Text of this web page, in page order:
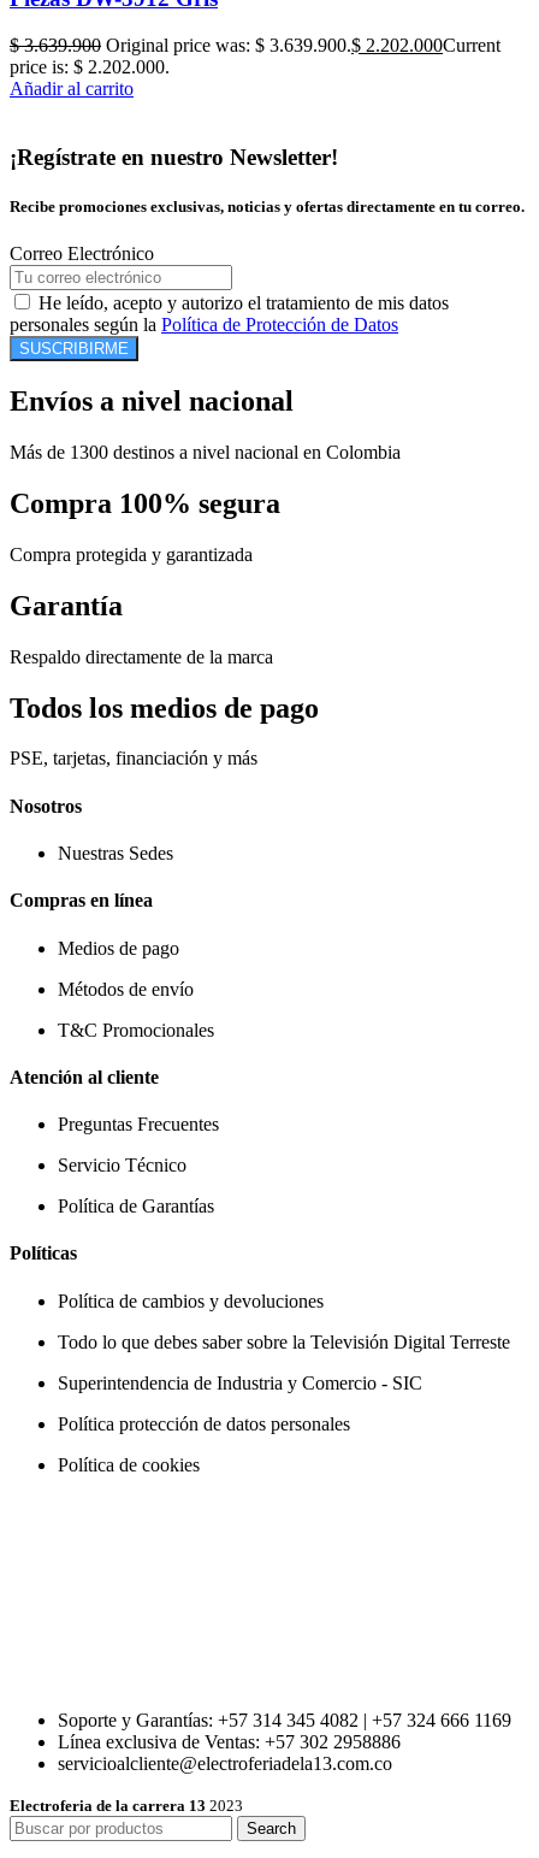
$3.639.900 Original price was: $ 3.639.900.$ 2.202.000Current
price is: $ 2.202.000.
Añadir al carrito
¡Regístrate en nuestro Newsletter!
Recibe promociones exclusivas, noticias y ofertas directamente en tu correo.
Correo Electrónico
He leído, acepto y autorizo el tratamiento de mis datos
personales según la Política de Protección de Datos
SUSCRIBIRME
Envíos a nivel nacional
Más de 1300 destinos a nivel nacional en Colombia
Compra 100% segura
Compra protegida y garantizada
Garantía
Respaldo directamente de la marca
Todos los medios de pago
PSE, tarjetas, financiación y más
Nosotros
Nuestras Sedes
Compras en línea
Medios de pago
Métodos de envío
T&C Promocionales
Atención al cliente
Preguntas Frecuentes
Servicio Técnico
Política de Garantías
Políticas
Política de cambios y devoluciones
Todo lo que debes saber sobre la Televisión Digital Terreste
Superintendencia de Industria y Comercio - SIC
Política protección de datos personales
Política de cookies
Soporte y Garantías: +57 314 345 4082 | +57 324 666 1169
Línea exclusiva de Ventas: +57 302 2958886
servicioalcliente@electroferiadela13.com.co
Electroferia de la carrera 13 2023
Search